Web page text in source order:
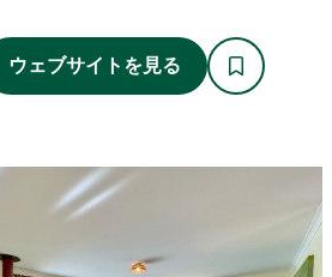
ウェブサイトを見る